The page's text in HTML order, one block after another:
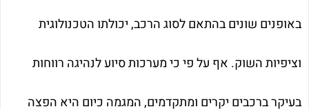
באופנים שונים בהתאם לסוג הרכב, יכולתו הטכנולוגית
וציפיות השוק. אף על פי כי מערכות סיוע לנהיגה רווחות
בעיקר ברכבים יקרים ומתקדמים, המגמה כיום היא הפצה